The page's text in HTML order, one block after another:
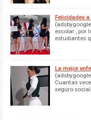
Felicidades
escolar , por
estudiantes
La mejor
Cuantas
seguro